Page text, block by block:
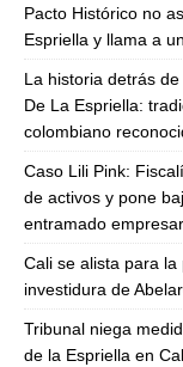
Pacto Histórico no
Espriella y llama a
La historia detrás
De La Espriella:
colombiano
Caso Lili Pink:
de activos y pone
entramado
Cali se alista para
investidura de
Tribunal niega
de la Espriella en